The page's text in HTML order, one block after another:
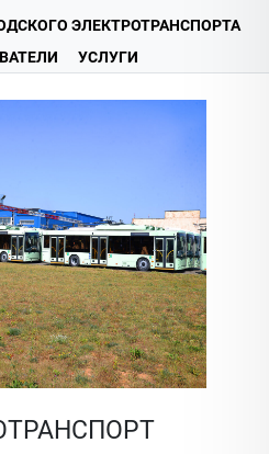
ЭЛЕКТРОТРАНСПОРТА
УСЛУГИ